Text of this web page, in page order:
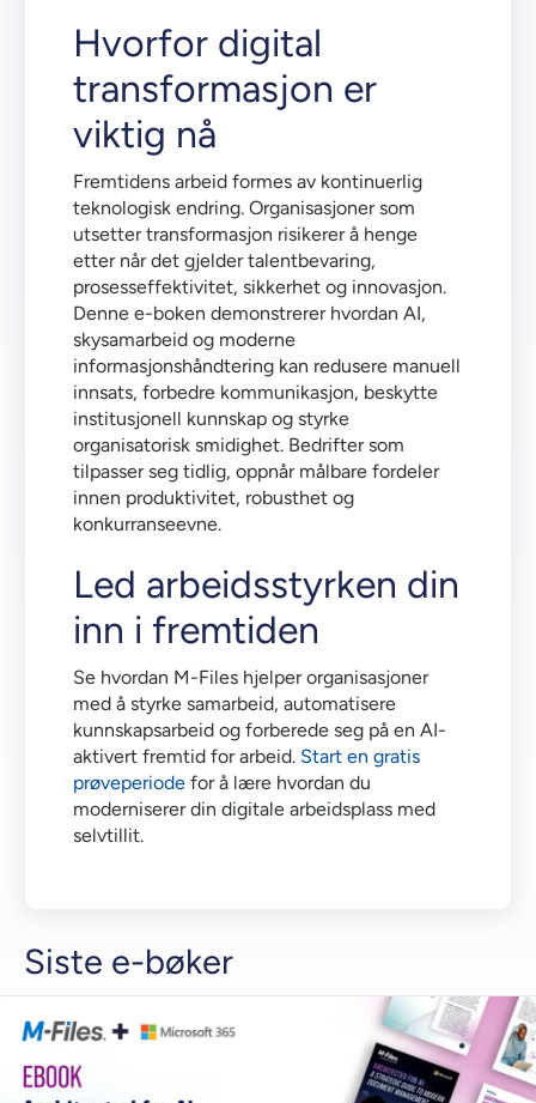
Hvorfor digital
transformasjon er
viktig nå
Fremtidens arbeid formes av kontinuerlig
teknologisk endring. Organisasjoner som
utsetter transformasjon risikerer å henge
etter når det gjelder talentbevaring,
prosesseffektivitet, sikkerhet og innovasjon.
Denne e-boken demonstrerer hvordan AI,
skysamarbeid og moderne
informasjonshåndtering kan redusere manuell
innsats, forbedre kommunikasjon, beskytte
institusjonell kunnskap og styrke
organisatorisk smidighet. Bedrifter som
tilpasser seg tidlig, oppnår målbare fordeler
innen produktivitet, robusthet og
konkurranseevne.
Led arbeidsstyrken din
inn i fremtiden
Se hvordan M-Files hjelper organisasjoner
med å styrke samarbeid, automatisere
kunnskapsarbeid og forberede seg på en AI-
aktivert fremtid for arbeid. Start en gratis
prøveperiode for å lære hvordan du
moderniserer din digitale arbeidsplass med
selvtillit.
Siste e-bøker